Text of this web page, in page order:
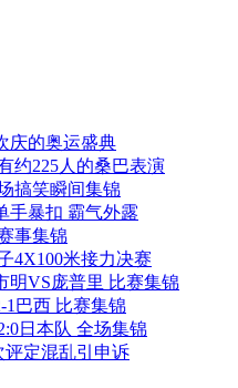
庆的奥运盛典
约225人的桑巴表演
搞笑瞬间集锦
手暴扣 霸气外露
事集锦
4X100米接力决赛
明VS庞普里 比赛集锦
1巴西 比赛集锦
日本队 全场集锦
定混乱引申诉